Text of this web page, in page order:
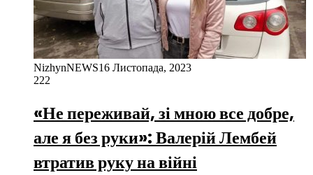
NizhynNEWS16 Листопада, 2023
222
«Не переживай, зі мною все добре,
але я без руки»: Валерій Лембей
втратив руку на війні